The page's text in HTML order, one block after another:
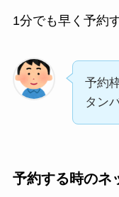
1分でも早く予約
予約
タン
予約する時のネ